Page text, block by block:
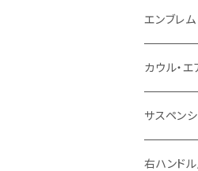
せどり
古着系
コンテン
エンブレム
カウル・
ホンダ
ヤマハ
サスペンシ
右ハンド